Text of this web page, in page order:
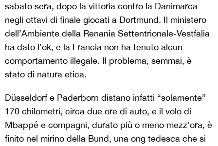
sabato sera, dopo la vittoria contro la Danimarca
negli ottavi di finale giocati a Dortmund. Il ministero
dell’Ambiente della Renania Settentrionale-Vestfalia
ha dato l’ok, e la Francia non ha tenuto alcun
comportamento illegale. Il problema, semmai, è
stato di natura etica.
Düsseldorf e Paderborn distano infatti “solamente”
170 chilometri, circa due ore di auto, e il volo di
Mbappé e compagni, durato più o meno mezz’ora, è
finito nel mirino della Bund, una ong tedesca che si